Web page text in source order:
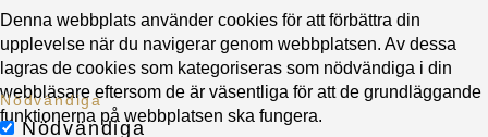
Denna webbplats använder cookies för att förbättra din
upplevelse när du navigerar genom webbplatsen. Av dessa
lagras de cookies som kategoriseras som nödvändiga i din
webbläsare eftersom de är väsentliga för att de grundläggande
funktionerna på webbplatsen ska fungera.
Nödvändiga
Nödvändiga